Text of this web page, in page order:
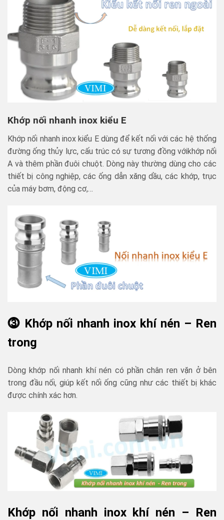
Khớp nối nhanh inox kiểu E
Khớp nối nhanh inox kiểu E dùng để kết nối với các hệ thống
đường ống thủy lực, cấu trúc có sự tương đồng vớikhớp nối
A và thêm phần đuôi chuột. Dòng này thường dùng cho các
thiết bị công nghiệp, các ống dẫn xăng dầu, các khớp, trục
của máy bơm, động cơ,…
⓷ Khớp nối nhanh inox khí nén – Ren
trong
Dòng khớp nối nhanh khí nén có phần chân ren vặn ở bên
trong đầu nối, giúp kết nối ống cũng như các thiết bị khác
được chính xác hơn.
Khớp nối nhanh inox khí nén – Ren